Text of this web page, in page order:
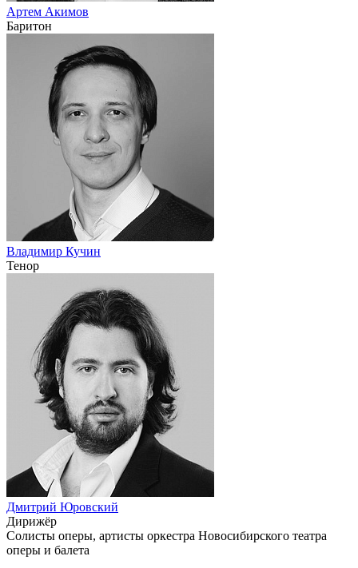
Артем Акимов
Баритон
Владимир Кучин
Тенор
Дмитрий Юровский
Дирижёр
Солисты оперы, артисты оркестра Новосибирского театра
оперы и балета